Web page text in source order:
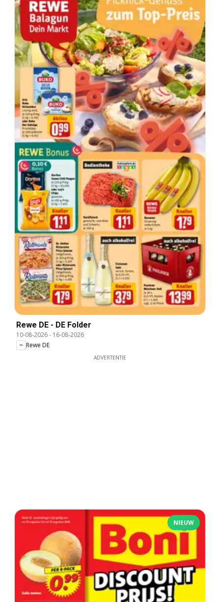
Rewe DE - DE Folder
10-08-2026- 16-08-2026
Rewe DE
ADVERTENTIE
NIEUW